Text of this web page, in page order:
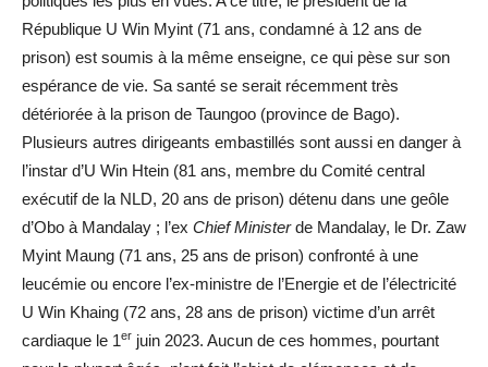
République U Win Myint (71 ans, condamné à 12 ans de
prison) est soumis à la même enseigne, ce qui pèse sur son
espérance de vie. Sa santé se serait récemment très
détériorée à la prison de Taungoo (province de Bago).
Plusieurs autres dirigeants embastillés sont aussi en danger à
l’instar d’U Win Htein (81 ans, membre du Comité central
exécutif de la NLD, 20 ans de prison) détenu dans une geôle
d’Obo à Mandalay ; l’ex Chief Ministerde Mandalay, le Dr. Zaw
Myint Maung (71 ans, 25 ans de prison) confronté à une
leucémie ou encore l’ex-ministre de l’Energie et de l’électricité
U Win Khaing (72 ans, 28 ans de prison) victime d’un arrêt
cardiaque le 1er juin 2023. Aucun de ces hommes, pourtant